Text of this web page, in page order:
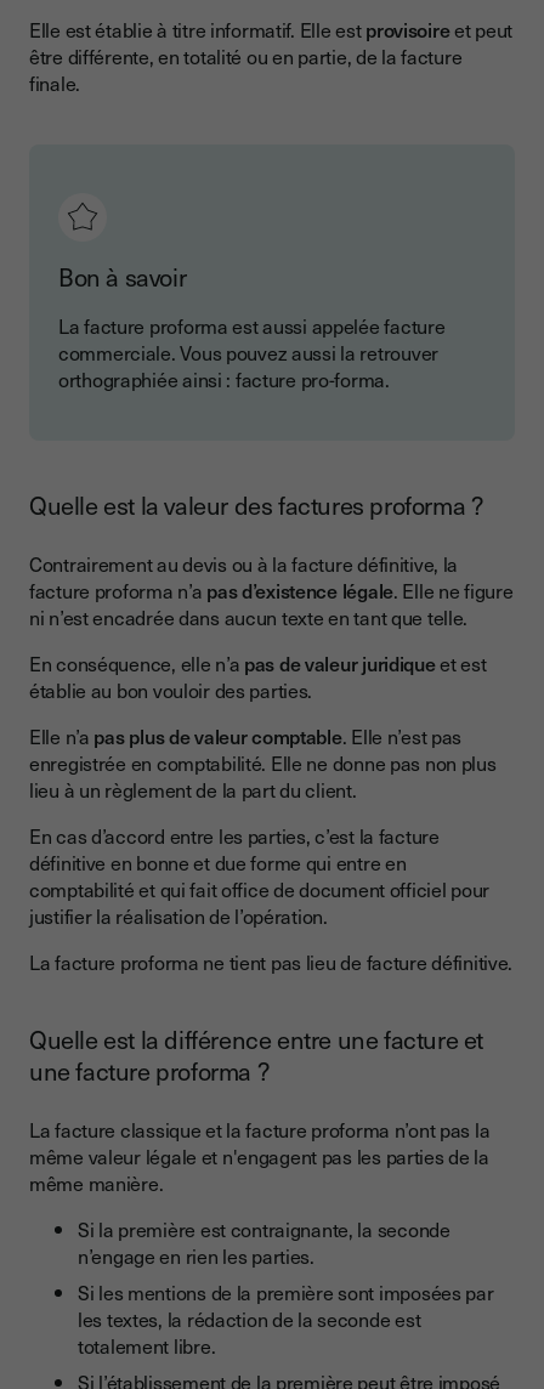
Elle est établie à titre informatif. Elle estprovisoireet peut
être différente, en totalité ou en partie, de la facture
finale.
Bon à savoir
La facture proforma est aussi appelée facture
commerciale. Vous pouvez aussi la retrouver
orthographiée ainsi : facture pro-forma.
Quelle est la valeur des factures proforma ?
Contrairement au devis ou à la facture définitive, la
facture proforma n’a pas d’existence légale. Elle ne figure
ni n’est encadrée dans aucun texte en tant que telle.
En conséquence, elle n’a pas de valeur juridiqueet est
établie au bon vouloir des parties.
Elle n’a pas plus de valeur comptable. Elle n’est pas
enregistrée en comptabilité. Elle ne donne pas non plus
lieu à un règlement de la part du client.
En cas d’accord entre les parties, c’est la facture
définitive en bonne et due forme qui entre en
comptabilité et qui fait office de document officiel pour
justifier la réalisation de l’opération.
La facture proforma ne tient pas lieu de facture définitive.
Quelle est la différence entre une facture et
une facture proforma ?
La facture classique et la facture proforma n’ont pas la
même valeur légale et n'engagent pas les parties de la
même manière.
Si la première est contraignante, la seconde
n’engage en rien les parties.
Si les mentions de la première sont imposées par
les textes, la rédaction de la seconde est
totalement libre.
Si l’établissement de la première peut être imposé